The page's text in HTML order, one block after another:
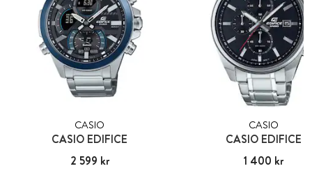
CASIO
CASIO EDIFICE
Pris :2 599 kr
2 599 kr
CASIO
CASIO EDIFICE
Pris :1 400 kr
1 400 kr